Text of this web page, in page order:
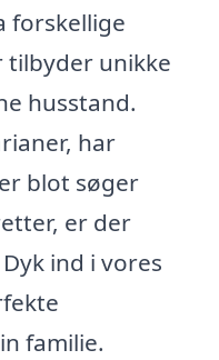
forskellige
unikke
husstand.
har
blot søger
er der
ind i vores
familie.